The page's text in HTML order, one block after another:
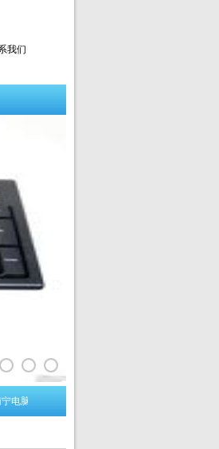
我们
脑上门维修公司